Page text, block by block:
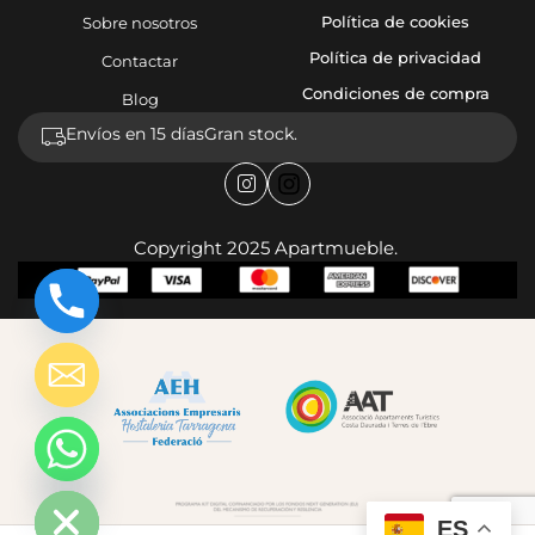
Sobre nosotros
Contactar
Blog
Política de cookies
Política de privacidad
Condiciones de compra
Envíos en 15 díasGran stock.
Copyright 2025 Apartmueble.
ES
Hide
chaty